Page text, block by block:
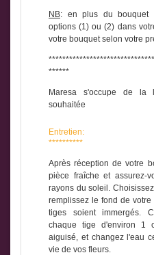
NB: en plus du bouquet
options (1) ou (2) dans
votre bouquet selon votre
******
Maresa s'occupe de la
souhaitée
Entretien:
**********
Après réception de votre
pièce fraîche et assurez-
rayons du soleil.
remplissez le fond de
tiges soient immergés.
chaque tige d'environ 1
aiguisé, et changez l'eau
vie de vos fleurs.